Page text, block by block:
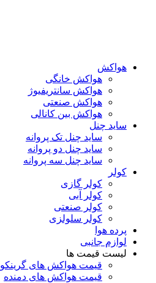
هواکش
هواکش خانگی
هواکش سانتریفیوژ
هواکش صنعتی
هواکش بین کانالی
ساید چنل
ساید چنل تک پروانه
ساید چنل دو پروانه
ساید چنل سه پروانه
کولر
کولر گازی
کولر آبی
کولر صنعتی
کولر سلولزی
پرده هوا
لوازم جانبی
لیست قیمت ها
قیمت هواکش های گرینکو
قیمت هواکش های دمنده